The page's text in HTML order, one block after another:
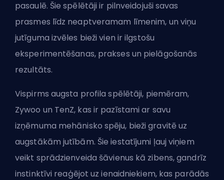
pasaulē. Šie spēlētāji ir pilnveidojuši savas
prasmes līdz neaptveramam līmenim, un viņu
jutīguma izvēles bieži vien ir ilgstošu
eksperimentēšanas, prakses un pielāgošanās
rezultāts.
Vispirms augsta profila spēlētāji, piemēram,
Zywoo un TenZ, kas ir pazīstami ar savu
izņēmuma mehānisko spēju, bieži gravitē uz
augstākām jutībām. Šie iestatījumi ļauj viņiem
veikt sprādzienveida šāvienus kā zibens, gandrīz
instinktīvi reaģējot uz ienaidniekiem, kas parādās